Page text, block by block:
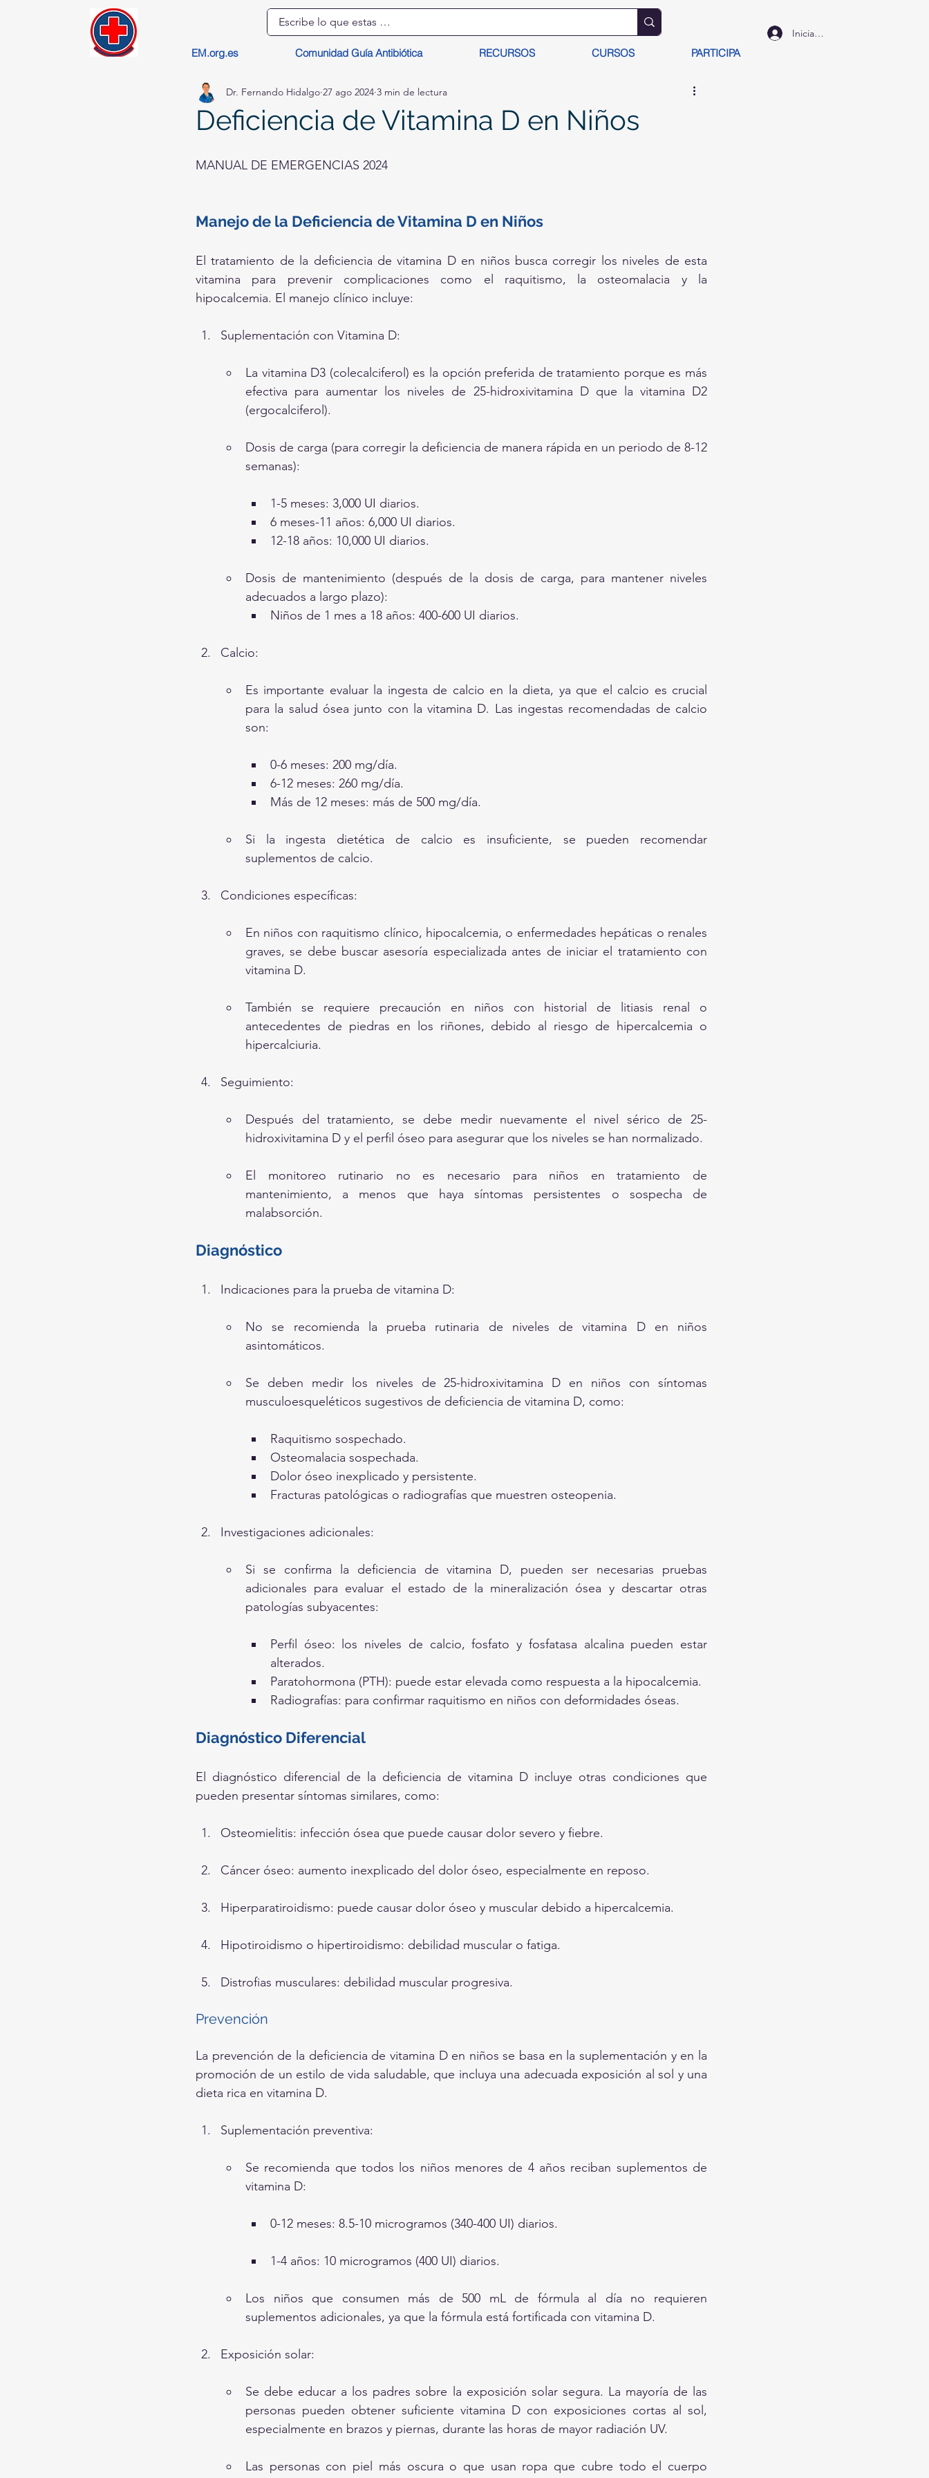
EM.org.es Comunidad Guía Antibiótica RECURSOS CURSOS PARTICIPA
Iniciar sesión
Deficiencia de Vitamina D en Niños
Dr. Fernando Hidalgo 27 ago 2024 3 min de lectura
MANUAL DE EMERGENCIAS 2024
Manejo de la Deficiencia de Vitamina D en Niños
El tratamiento de la deficiencia de vitamina D en niños busca corregir los niveles de esta
vitamina para prevenir complicaciones como el raquitismo, la osteomalacia y la
hipocalcemia. El manejo clínico incluye:
Suplementación con Vitamina D:
La vitamina D3 (colecalciferol) es la opción preferida de tratamiento porque es más
efectiva para aumentar los niveles de 25-hidroxivitamina D que la vitamina D2
(ergocalciferol).
Dosis de carga (para corregir la deficiencia de manera rápida en un periodo de 8-12
semanas):
1-5 meses: 3,000 UI diarios.
6 meses-11 años: 6,000 UI diarios.
12-18 años: 10,000 UI diarios.
Dosis de mantenimiento (después de la dosis de carga, para mantener niveles
adecuados a largo plazo):
Niños de 1 mes a 18 años: 400-600 UI diarios.
Calcio:
Es importante evaluar la ingesta de calcio en la dieta, ya que el calcio es crucial
para la salud ósea junto con la vitamina D. Las ingestas recomendadas de calcio
son:
0-6 meses: 200 mg/día.
6-12 meses: 260 mg/día.
Más de 12 meses: más de 500 mg/día.
Si la ingesta dietética de calcio es insuficiente, se pueden recomendar
suplementos de calcio.
Condiciones específicas:
En niños con raquitismo clínico, hipocalcemia, o enfermedades hepáticas o renales
graves, se debe buscar asesoría especializada antes de iniciar el tratamiento con
vitamina D.
También se requiere precaución en niños con historial de litiasis renal o
antecedentes de piedras en los riñones, debido al riesgo de hipercalcemia o
hipercalciuria.
Seguimiento:
Después del tratamiento, se debe medir nuevamente el nivel sérico de 25-
hidroxivitamina D y el perfil óseo para asegurar que los niveles se han normalizado.
El monitoreo rutinario no es necesario para niños en tratamiento de
mantenimiento, a menos que haya síntomas persistentes o sospecha de
malabsorción.
Diagnóstico
Indicaciones para la prueba de vitamina D:
No se recomienda la prueba rutinaria de niveles de vitamina D en niños
asintomáticos.
Se deben medir los niveles de 25-hidroxivitamina D en niños con síntomas
musculoesqueléticos sugestivos de deficiencia de vitamina D, como:
Raquitismo sospechado.
Osteomalacia sospechada.
Dolor óseo inexplicado y persistente.
Fracturas patológicas o radiografías que muestren osteopenia.
Investigaciones adicionales:
Si se confirma la deficiencia de vitamina D, pueden ser necesarias pruebas
adicionales para evaluar el estado de la mineralización ósea y descartar otras
patologías subyacentes:
Perfil óseo: los niveles de calcio, fosfato y fosfatasa alcalina pueden estar
alterados.
Paratohormona (PTH): puede estar elevada como respuesta a la hipocalcemia.
Radiografías: para confirmar raquitismo en niños con deformidades óseas.
Diagnóstico Diferencial
El diagnóstico diferencial de la deficiencia de vitamina D incluye otras condiciones que
pueden presentar síntomas similares, como:
Osteomielitis: infección ósea que puede causar dolor severo y fiebre.
Cáncer óseo: aumento inexplicado del dolor óseo, especialmente en reposo.
Hiperparatiroidismo: puede causar dolor óseo y muscular debido a hipercalcemia.
Hipotiroidismo o hipertiroidismo: debilidad muscular o fatiga.
Distrofias musculares: debilidad muscular progresiva.
Prevención
La prevención de la deficiencia de vitamina D en niños se basa en la suplementación y en la
promoción de un estilo de vida saludable, que incluya una adecuada exposición al sol y una
dieta rica en vitamina D.
Suplementación preventiva:
Se recomienda que todos los niños menores de 4 años reciban suplementos de
vitamina D:
0-12 meses: 8.5-10 microgramos (340-400 UI) diarios.
1-4 años: 10 microgramos (400 UI) diarios.
Los niños que consumen más de 500 mL de fórmula al día no requieren
suplementos adicionales, ya que la fórmula está fortificada con vitamina D.
Exposición solar:
Se debe educar a los padres sobre la exposición solar segura. La mayoría de las
personas pueden obtener suficiente vitamina D con exposiciones cortas al sol,
especialmente en brazos y piernas, durante las horas de mayor radiación UV.
Las personas con piel más oscura o que usan ropa que cubre todo el cuerpo